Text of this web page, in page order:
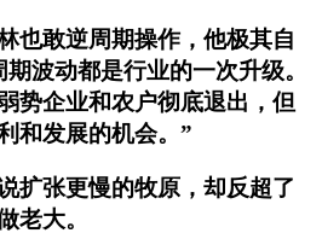
也敢逆周期操作，他极其自
波动都是行业的一次升级。
势企业和农户彻底退出，但
和发展的机会。”
扩张更慢的牧原，却反超了
老大。